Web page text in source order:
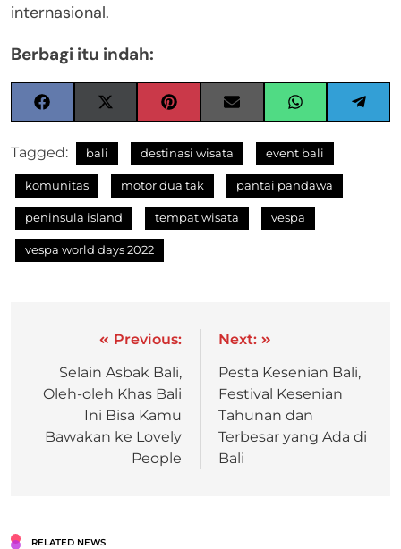
internasional.
Berbagi itu indah:
Tagged: bali destinasi wisata event bali
komunitas motor dua tak pantai pandawa
peninsula island tempat wisata vespa
vespa world days 2022
Previous:
Selain Asbak Bali,
Oleh-oleh Khas Bali
Ini Bisa Kamu
Bawakan ke Lovely
People
Next:
Pesta Kesenian Bali,
Festival Kesenian
Tahunan dan
Terbesar yang Ada di
Bali
RELATED NEWS